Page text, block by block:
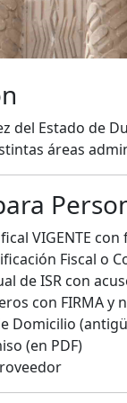
del Estado de
áreas
VIGENTE
Fiscal o
de ISR con
con FIRMA
Domicilio
(en PDF)